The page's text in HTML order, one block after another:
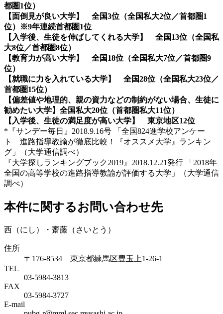
都圏1位）
【面倒見が良い大学】 全国3位（全国私大2位／首都圏1
位）※9年連続首都圏1位
【入学後、生徒を伸ばしてくれる大学】 全国13位（全国私
大8位／首都圏8位）
【教育力が高い大学】 全国18位（全国私大7位／首都圏9
位）
【就職に力を入れている大学】 全国28位（全国私大23位／
首都圏15位）
【偏差値や地理的、親の資力などの制約がない場合、生徒に
勧めたい大学】 全国私大20位（首都圏私大11位）
【入学後、生徒の満足度が高い大学】 東京地区12位
*『サンデー毎日』2018.9.16号 「全国824進学校アンケー
ト 進路指導教諭が徹底比較！『オススメ大学』ランキン
グ」（大学通信調べ）
『大学探しランキングブック2019』2018.12.21発行 「2018年
全国の高等学校の進路指導教諭が評価する大学」（大学通信
調べ）
本件に関するお問い合わせ先
西（にし）・齋藤（さいとう）
住所
〒176-8534 東京都練馬区豊玉上1-26-1
TEL
03-5984-3813
FAX
03-5984-3727
E-mail